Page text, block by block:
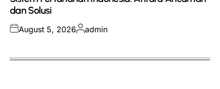
dan Solusi
Posted
August 5, 2026Posted
admin